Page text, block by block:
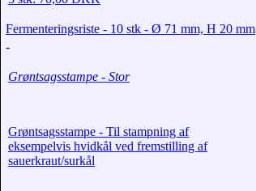
Fermenteringsriste - 10 stk - Ø 71 mm, H 20 mm
-
Grøntsagsstampe - Stor
Grøntsagsstampe - Til stampning af
eksempelvis hvidkål ved fremstilling af
sauerkraut/surkål